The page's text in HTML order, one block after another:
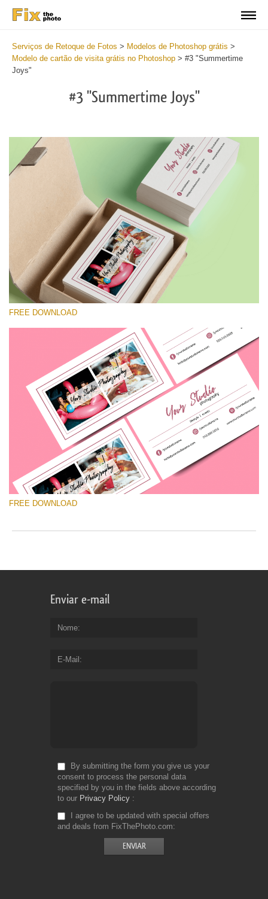
Serviços de Retoque de Fotos > Modelos de Photoshop grátis >
Modelo de cartão de visita grátis no Photoshop > #3 "Summertime
Joys"
#3 "Summertime Joys"
Por favor selecione
Free Template #3
Pricing Guide Template
Download Grátis
FREE DOWNLOAD
FREE DOWNLOAD
Enviar e-mail
Nome
E-Mail
By submitting the form you give us your
consent to process the personal data
specified by you in the fields above according
to our Privacy Policy
I agree to be updated with special offers
and deals from FixThePhoto.com